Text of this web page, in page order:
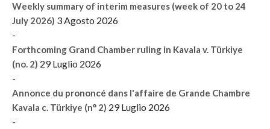
Weekly summary of interim measures (week of 20 to 24
July 2026) 3 Agosto 2026
-
Forthcoming Grand Chamber ruling in Kavala v. Türkiye
(no. 2) 29 Luglio 2026
-
Annonce du prononcé dans l'affaire de Grande Chambre
Kavala c. Türkiye (n° 2) 29 Luglio 2026
-